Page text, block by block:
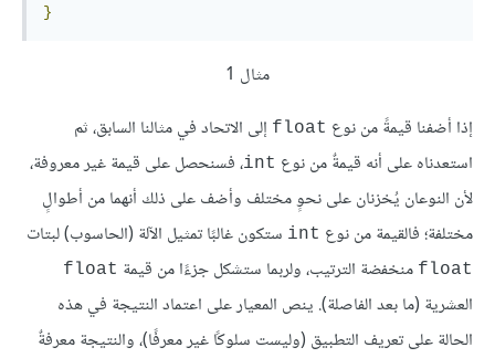
}
مثال 1
إذا أضفنا قيمةً من نوع float إلى الاتحاد في مثالنا السابق، ثم
استعدناه على أنه قيمةٌ من نوع int، فسنحصل على قيمة غير معروفة،
لأن النوعان يُخزنان على نحوٍ مختلف وأضف على ذلك أنهما من أطوالٍ
مختلفة؛ فالقيمة من نوع int ستكون غالبًا تمثيل الآلة (الحاسوب) لبتات
float منخفضة الترتيب، ولربما ستشكل جزءًا من قيمة float
العشرية (ما بعد الفاصلة). ينص المعيار على اعتماد النتيجة في هذه
الحالة على تعريف التطبيق (وليست سلوكًا غير معرفًا)، والنتيجة معرفةٌ